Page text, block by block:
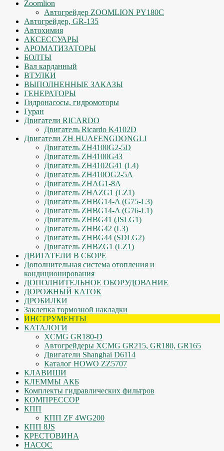
Zoomlion
Автогрейдер ZOOMLION PY180C
Автогрейдер, GR-135
Автохимия
АКСЕССУАРЫ
АРОМАТИЗАТОРЫ
БОЛТЫ
Вал карданный
ВТУЛКИ
ВЫПОЛНЕННЫЕ ЗАКАЗЫ
ГЕНЕРАТОРЫ
Гидронасосы, гидромоторы
Гуран
Двигатели RICARDO
Двигатель Ricardo K4102D
Двигатели ZH HUAFENGDONGLI
Двигатель ZH4100G2-5D
Двигатель ZH4100G43
Двигатель ZH4102G41 (L4)
Двигатель ZH410OG2-5A
Двигатель ZHAG1-8A
Двигатель ZHAZG1 (LZ1)
Двигатель ZHBG14-A (G75-L3)
Двигатель ZHBG14-A (G76-L1)
Двигатель ZHBG41 (JSLG1)
Двигатель ZHBG42 (L3)
Двигатель ZHBG44 (SDLG2)
Двигатель ZHBZG1 (LZ1)
ДВИГАТЕЛИ В СБОРЕ
Дополнительная система отопления и
кондиционирования
ДОПОЛНИТЕЛЬНОЕ ОБОРУДОВАНИЕ
ДОРОЖНЫЙ КАТОК
ДРОБИЛКИ
Заклепка тормозной накладки
ИНСТРУМЕНТЫ
КАТАЛОГИ
XCMG GR180-D
Автогрейдеры XCMG GR215, GR180, GR165
Двигатели Shanghai D6114
Каталог HOWO ZZ5707
КЛАВИШИ
КЛЕММЫ АКБ
Комплекты гидравлических фильтров
КОМПРЕССОР
КПП
КПП ZF 4WG200
КПП 8JS
КРЕСТОВИНА
НАСОС